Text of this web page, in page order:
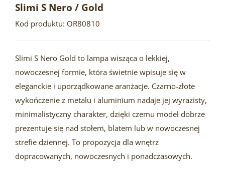
Slimi S Nero / Gold
Kod produktu: OR80810
Slimi S Nero Gold to lampa wisząca o lekkiej,
nowoczesnej formie, która świetnie wpisuje się w
eleganckie i uporządkowane aranżacje. Czarno-złote
wykończenie z metalu i aluminium nadaje jej wyrazisty,
minimalistyczny charakter, dzięki czemu model dobrze
prezentuje się nad stołem, blatem lub w nowoczesnej
strefie dziennej. To propozycja dla wnętrz
dopracowanych, nowoczesnych i ponadczasowych.